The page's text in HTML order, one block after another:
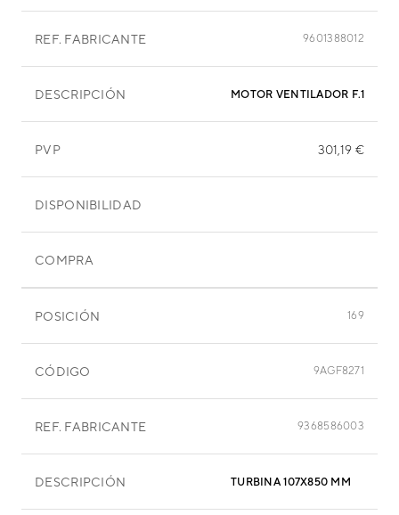
REF. FABRICANTE 9601388012
DESCRIPCIÓN
PVP 301,19 €
DISPONIBILIDAD
COMPRA
POSICIÓN 169
CÓDIGO 9AGF8271
REF. FABRICANTE 9368586003
DESCRIPCIÓN TURBINA 107X850 MM